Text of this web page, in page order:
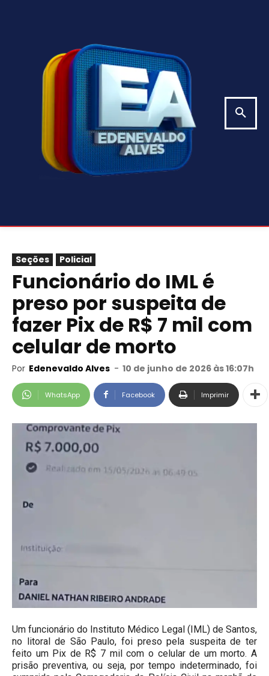
Seções Policial
Funcionário do IML é
preso por suspeita de
fazer Pix de R$ 7 mil com
celular de morto
Por Edenevaldo Alves - 10 de junho de 2026 às 16:07h
WhatsApp Facebook Imprimir
Um funcionário do Instituto Médico Legal (IML) de Santos,
no litoral de São Paulo, foi preso pela suspeita de ter
feito um Pix de R$ 7 mil com o celular de um morto. A
prisão preventiva, ou seja, por tempo indeterminado, foi